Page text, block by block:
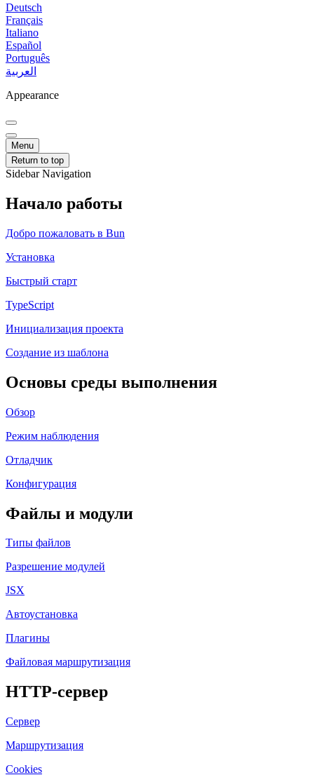
Deutsch
Français
Italiano
Español
Português
العربية
Appearance
Menu
Return to top
Sidebar Navigation
Начало работы
Добро пожаловать в Bun
Установка
Быстрый старт
TypeScript
Инициализация проекта
Создание из шаблона
Основы среды выполнения
Обзор
Режим наблюдения
Отладчик
Конфигурация
Файлы и модули
Типы файлов
Разрешение модулей
JSX
Автоустановка
Плагины
Файловая маршрутизация
HTTP-сервер
Сервер
Маршрутизация
Cookies